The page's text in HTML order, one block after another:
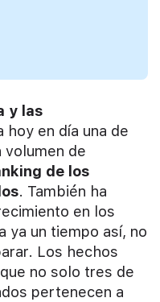
y las
hoy en día una de
volumen de
de los
. También ha
en los
ya un tiempo así, no
Los hechos
no solo tres de
pertenecen a